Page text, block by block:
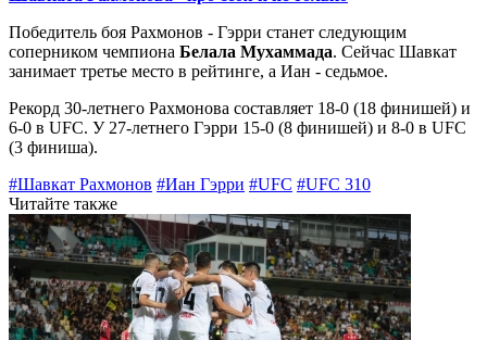
Победитель боя Рахмонов - Гэрри станет следующим
соперником чемпиона Белала Мухаммада. Сейчас Шавкат
занимает третье место в рейтинге, а Иан - седьмое.
Рекорд 30-летнего Рахмонова составляет 18-0 (18 финишей) и
6-0 в UFC. У 27-летнего Гэрри 15-0 (8 финишей) и 8-0 в UFC
(3 финиша).
#Шавкат Рахмонов #Иан Гэрри #UFC #UFC 310
Читайте также